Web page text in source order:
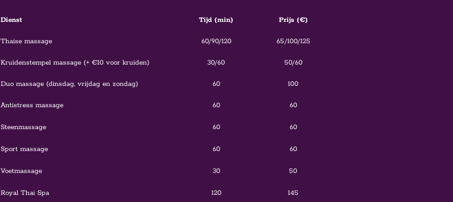
Dienst Tijd (min) Prijs (€)
Thaise massage 60/90/120 65/100/125
Kruidenstempel massage (+ €10 voor kruiden) 30/60 50/60
Duo massage (dinsdag, vrijdag en zondag) 60 100
Antistress massage 60 60
Steenmassage 60 60
Sport massage 60 60
Voetmassage 30 50
Royal Thai Spa 120 145